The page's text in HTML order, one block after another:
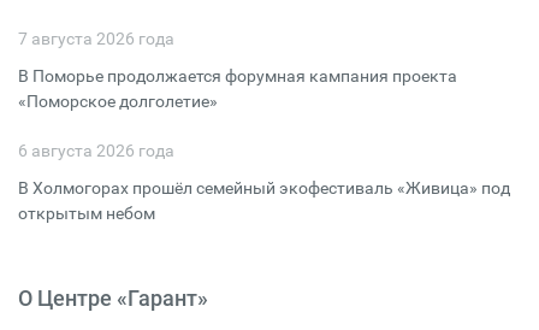
7 августа 2026 года
В Поморье продолжается форумная кампания проекта
«Поморское долголетие»
6 августа 2026 года
В Холмогорах прошёл семейный экофестиваль «Живица» под
открытым небом
О Центре «Гарант»